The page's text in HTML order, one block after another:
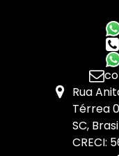
Rua
Térrea
SC,
CRECI: